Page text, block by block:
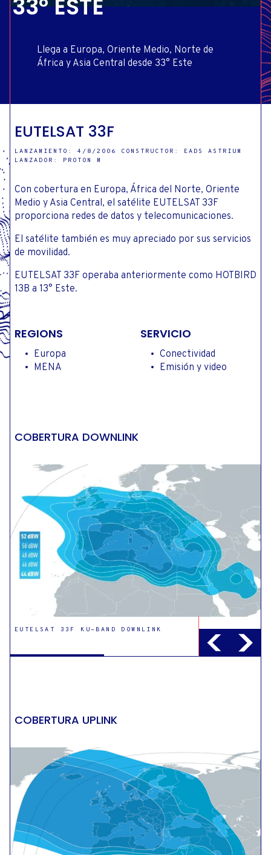
33° ESTE
Llega a Europa, Oriente Medio, Norte de
África y Asia Central desde 33° Este
EUTELSAT 33F
LANZAMIENTO: 4/8/2006 CONSTRUCTOR: EADS ASTRIUM
LANZADOR: PROTON M
Con cobertura en Europa, África del Norte, Oriente
Medio y Asia Central, el satélite EUTELSAT 33F
proporciona redes de datos y telecomunicaciones.
El satélite también es muy apreciado por sus servicios
de movilidad.
EUTELSAT 33F operaba anteriormente como HOTBIRD
13B a 13° Este.
REGIONS
Europa
MENA
SERVICIO
Conectividad
Emisión y video
COBERTURA DOWNLINK
EUTELSAT 33F KU-BAND DOWNLINK
COBERTURA UPLINK